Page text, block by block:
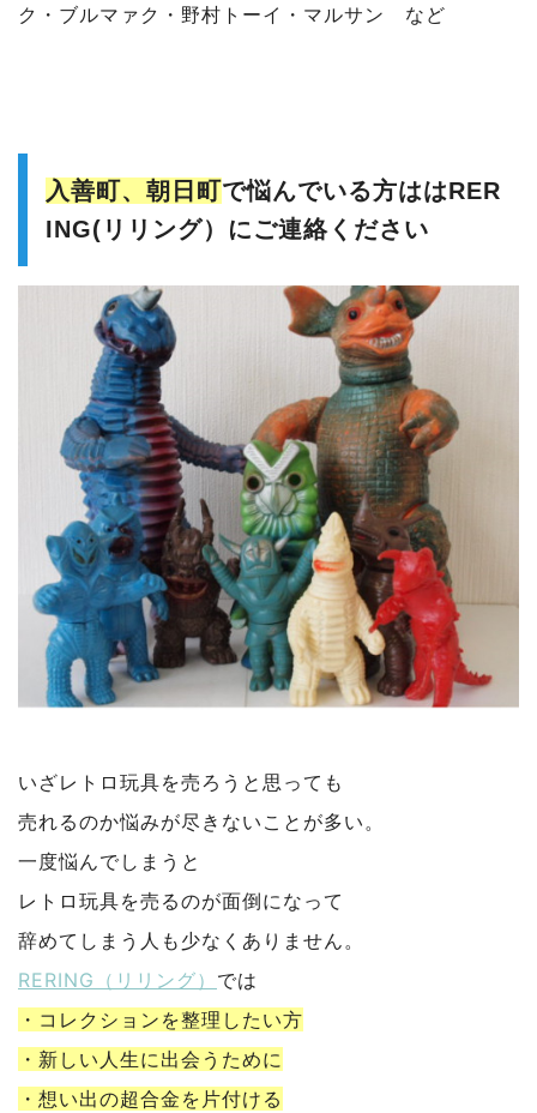
ク・ブルマァク・野村トーイ・マルサン など
入善町、朝日町で悩んでいる方ははRER
ING(リリング）にご連絡ください
いざレトロ玩具を売ろうと思っても
売れるのか悩みが尽きないことが多い。
一度悩んでしまうと
レトロ玩具を売るのが面倒になって
辞めてしまう人も少なくありません。
RERING（リリング） では
・コレクションを整理したい方
・新しい人生に出会うために
・想い出の超合金を片付ける